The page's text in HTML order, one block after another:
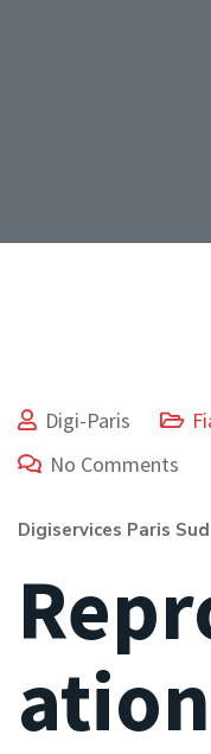
Digi-Paris
No Comments
Digiservices Paris Sud